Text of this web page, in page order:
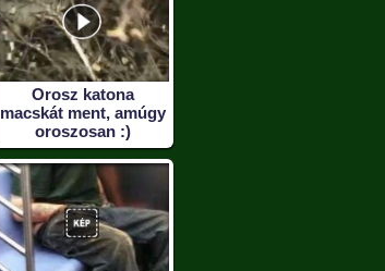
Orosz katona
macskát ment, amúgy
oroszosan :)